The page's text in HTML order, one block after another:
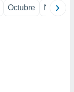
Octubre